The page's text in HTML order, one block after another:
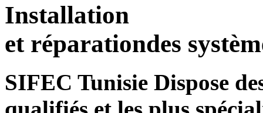
Installation
et réparationdes
SIFEC Tunisie Dispose